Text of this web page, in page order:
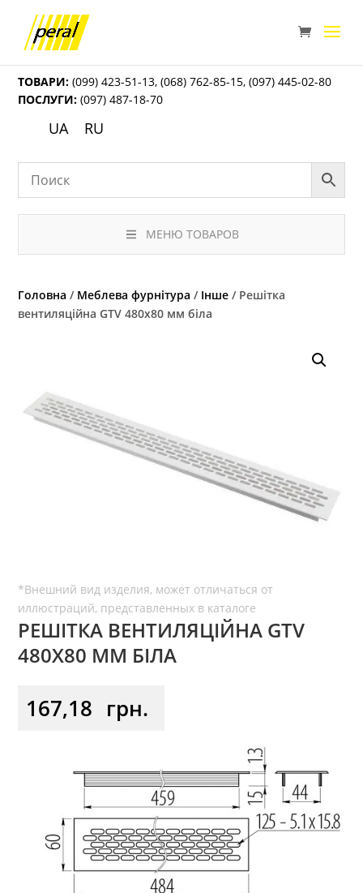
ТОВАРИ: (099) 423-51-13,(068) 762-85-15,(097) 445-02-80
ПОСЛУГИ: (097) 487-18-70
UA RU
МЕНЮ ТОВАРОВ
Головна / Меблева фурнітура / Інше / Решітка
вентиляційна GTV 480х80 мм біла
РЕШІТКА ВЕНТИЛЯЦІЙНА GTV
480Х80 ММ БІЛА
167,18 грн.